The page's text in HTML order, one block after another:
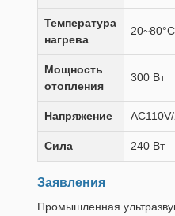
Температура
нагрева
20~80°C
Мощность
отопления
300 Вт
Напряжение
Сила 240 Вт
Заявления
Промышленная